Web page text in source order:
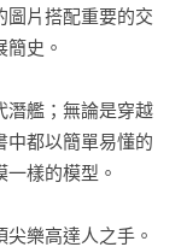
圖片搭配重要的交
史。
潛艦；無論是穿越
中都以簡單易懂的
樣的模型。
樂高達人之手。